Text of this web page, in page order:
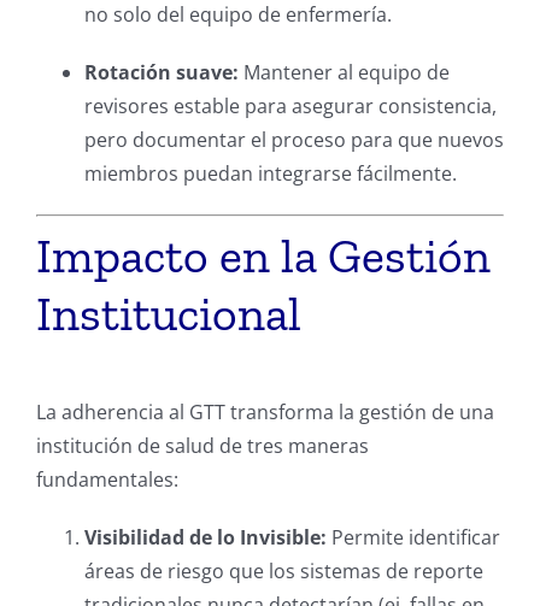
no solo del equipo de enfermería.
Rotación suave: Mantener al equipo de
revisores estable para asegurar consistencia,
pero documentar el proceso para que nuevos
miembros puedan integrarse fácilmente.
Impacto en la Gestión
Institucional
La adherencia al GTT transforma la gestión de una
institución de salud de tres maneras
fundamentales:
Visibilidad de lo Invisible: Permite identificar
áreas de riesgo que los sistemas de reporte